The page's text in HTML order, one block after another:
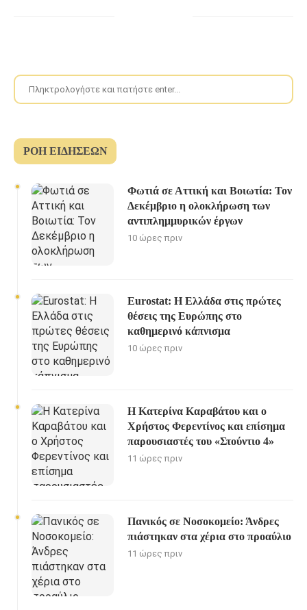
ΡΟΉ ΕΙΔΉΣΕΩΝ
Φωτιά σε Αττική και Βοιωτία: Τον
Δεκέμβριο η ολοκλήρωση των
αντιπλημμυρικών έργων
10 ώρες πριν
Eurostat: Η Ελλάδα στις πρώτες
θέσεις της Ευρώπης στο
καθημερινό κάπνισμα
10 ώρες πριν
Η Κατερίνα Καραβάτου και ο
Χρήστος Φερεντίνος και επίσημα
παρουσιαστές του «Στούντιο 4»
11 ώρες πριν
Πανικός σε Νοσοκομείο: Άνδρες
πιάστηκαν στα χέρια στο προαύλιο
11 ώρες πριν